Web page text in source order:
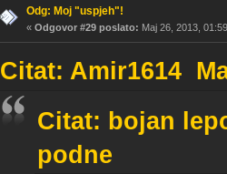
Odg: Moj "uspjeh"!
« Odgovor #29 poslato: Maj 26, 2013,
Citat: Amir1614
Citat: bojan
podne